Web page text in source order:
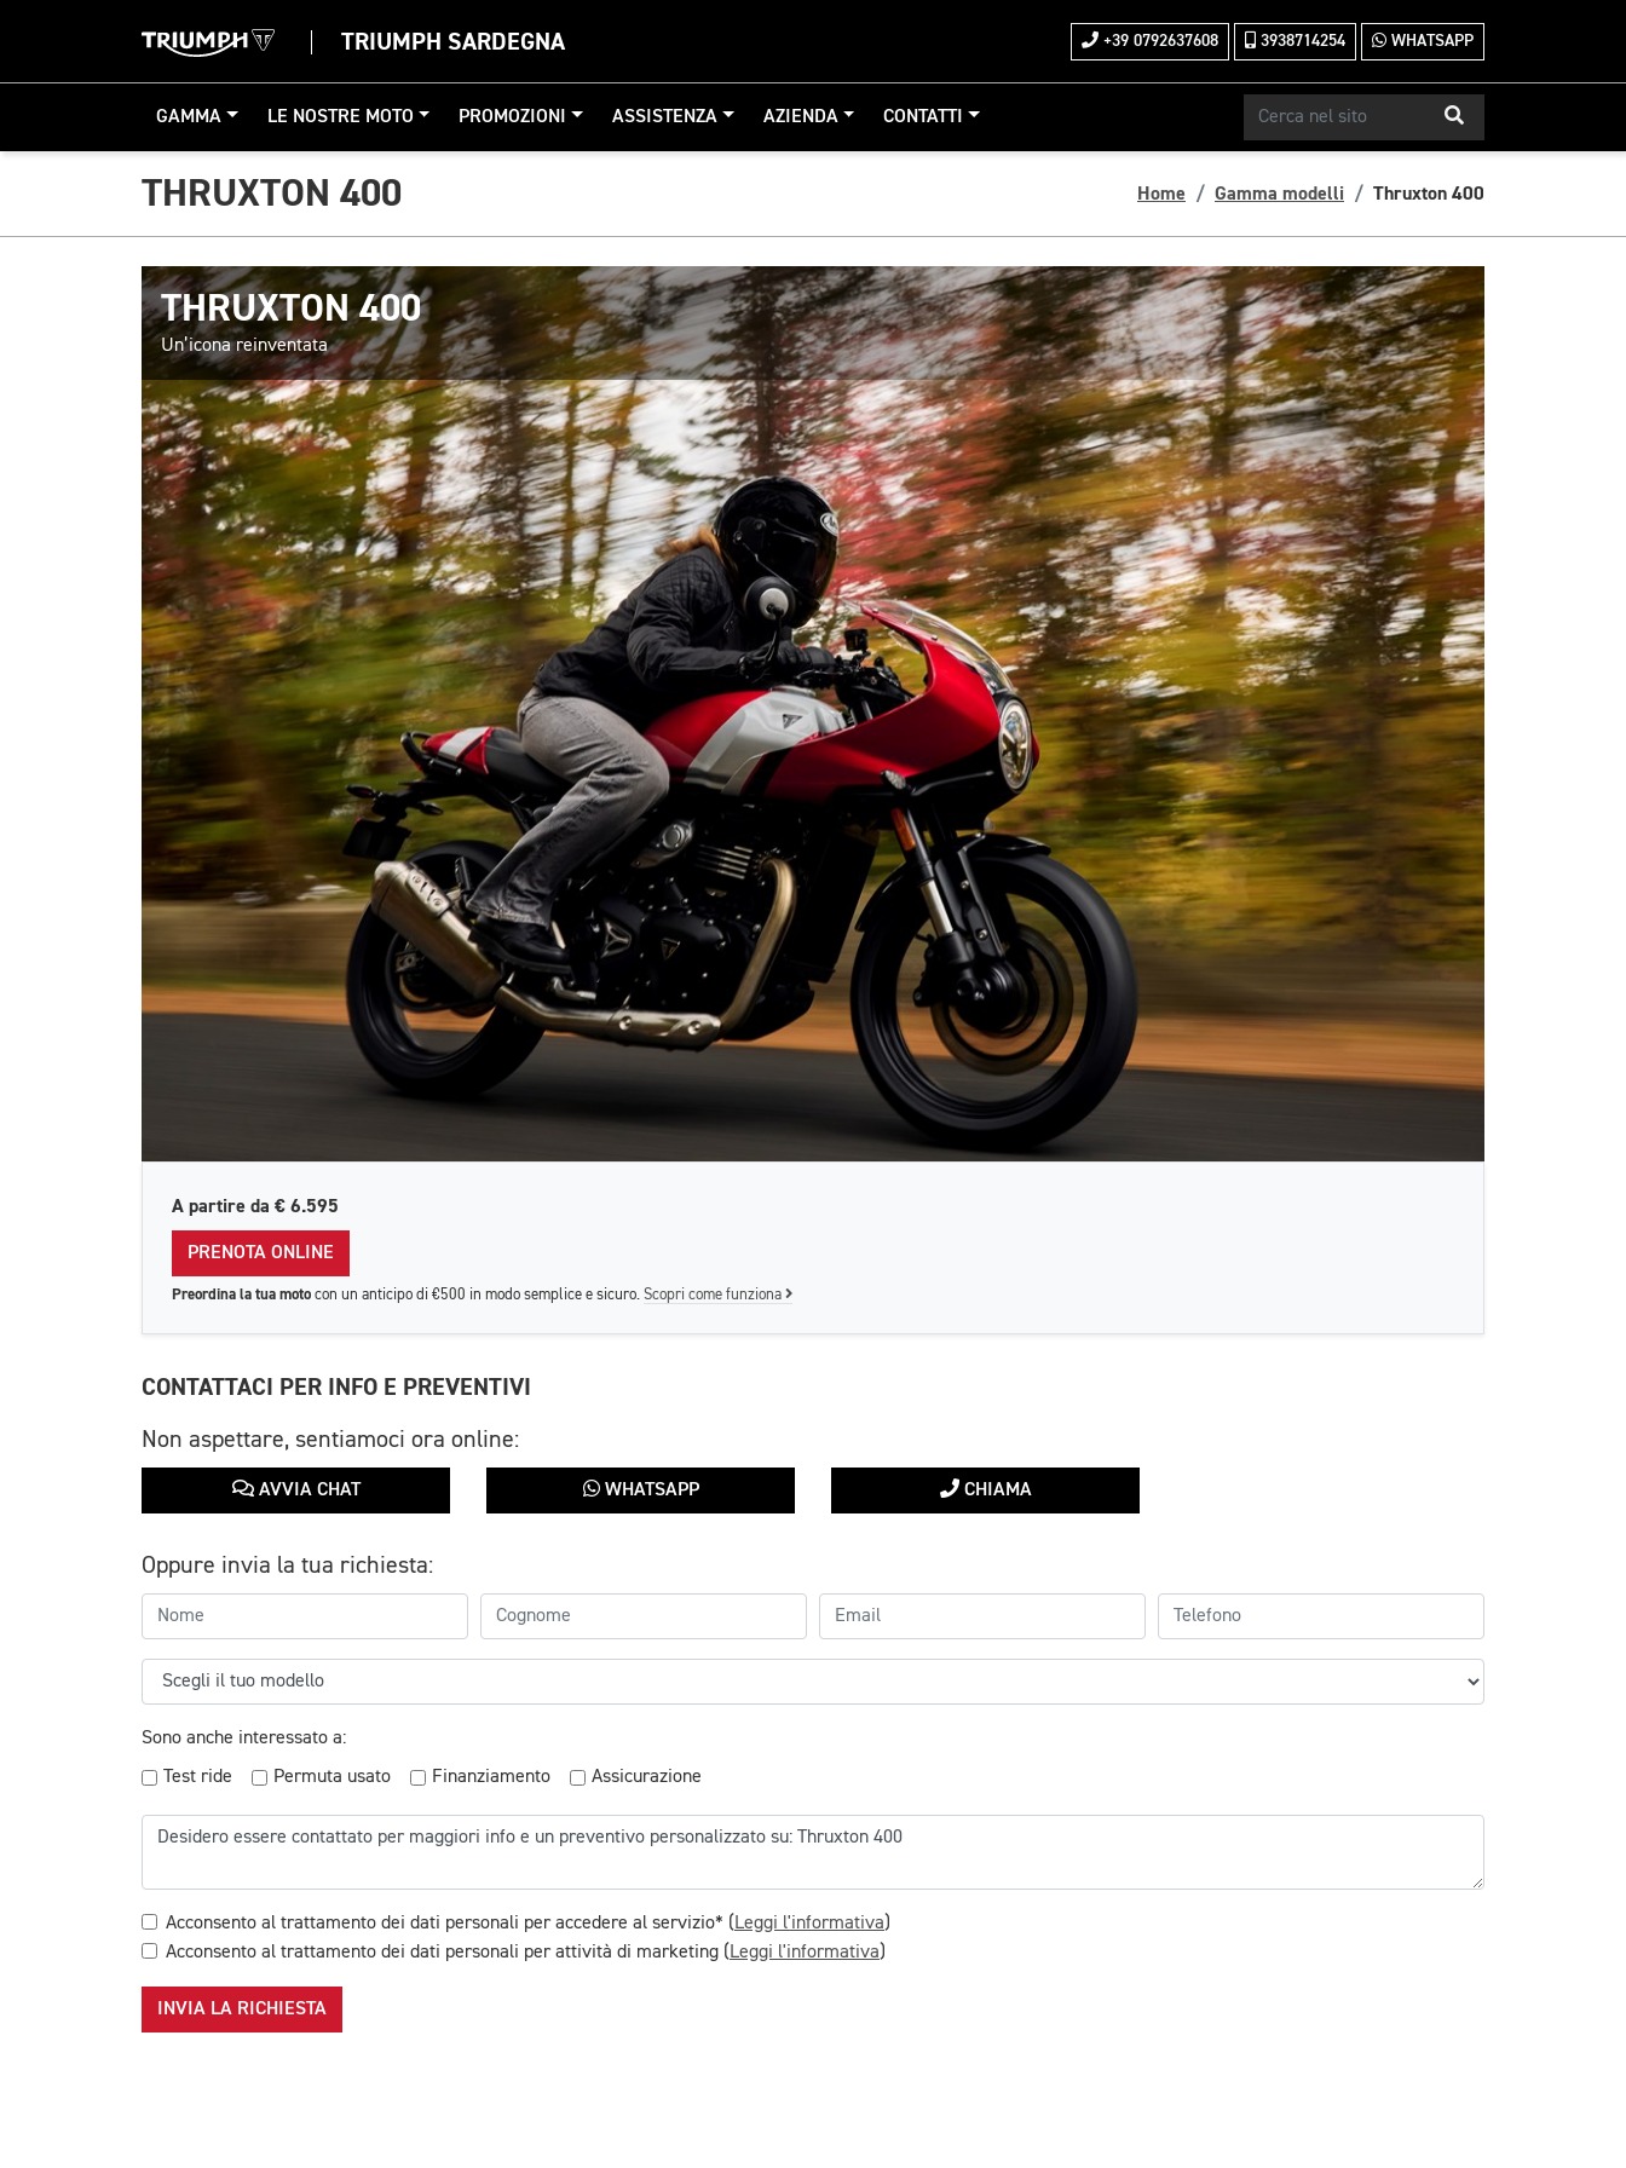
TRIUMPH SARDEGNA +39 0792637608 3938714254 WHATSAPP
GAMMA LE NOSTRE MOTO PROMOZIONI ASSISTENZA AZIENDA CONTATTI
THRUXTON 400 Home Gamma modelli Thruxton 400
THRUXTON 400
Un’icona reinventata
A partire da € 6.595
PRENOTA ONLINE
Preordina la tua moto con un anticipo di €500 in modo semplice e sicuro. Scopri come funziona
CONTATTACI PER INFO E PREVENTIVI
Non aspettare, sentiamoci ora online:
AVVIA CHAT WHATSAPP CHIAMA
Oppure invia la tua richiesta:
Sono anche interessato a:
Test ride
Permuta usato Finanziamento Assicurazione
Acconsento al trattamento dei dati personali per accedere al servizio* (Leggi l'informativa)
Acconsento al trattamento dei dati personali per attività di marketing (Leggi l'informativa)
INVIA LA RICHIESTA